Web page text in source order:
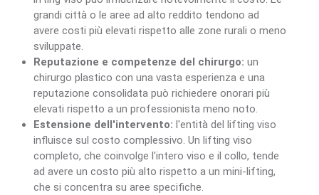
grandi città o le aree ad alto reddito tendono ad
avere costi più elevati rispetto alle zone rurali o meno
sviluppate.
Reputazione e competenze del chirurgo: un
chirurgo plastico con una vasta esperienza e una
reputazione consolidata può richiedere onorari più
elevati rispetto a un professionista meno noto.
Estensione dell'intervento: l'entità del lifting viso
influisce sul costo complessivo. Un lifting viso
completo, che coinvolge l'intero viso e il collo, tende
ad avere un costo più alto rispetto a un mini-lifting,
che si concentra su aree specifiche.